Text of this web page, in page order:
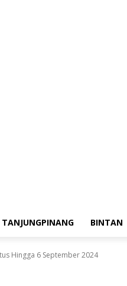
TANJUNGPINANG BINTAN
Hingga 6 September 2024